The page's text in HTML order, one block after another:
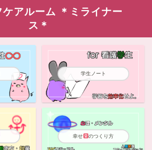
アルーム ＊ミライナー
ス＊
学生ノート
幸せ のつくり方